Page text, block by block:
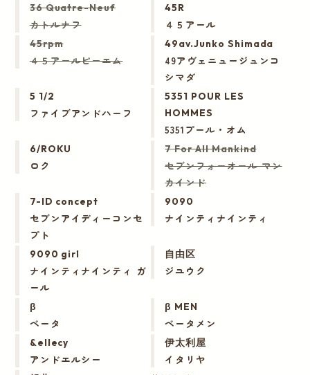
36 Quatre-Neuf
カトルナフ
45R
４５アール
45rpm
４５アールピーエム
49av.Junko Shimada
49アヴェニュージュンコ
シマダ
5 1/2
ファイブアンドハーフ
5351 POUR LES
HOMMES
5351プール・オム
6/ROKU
ロク
7 For All Mankind
セブンフォーオール マン
カインド
7-ID concept
セブンアイディーコンセ
プト
9090
ナインティナインティ
9090 girl
ナインティナインティ ガ
ール
自由区
ジユウク
β
ベータ
β MEN
ベータメン
&ellecy
アンドエルシー
伊太利屋
イタリヤ